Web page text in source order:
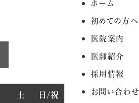
土 日/祝
ホーム
初めての方へ
医院案内
医師紹介
採用情報
お問い合わせ